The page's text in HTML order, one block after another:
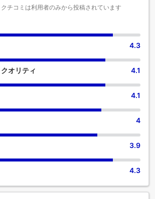
クチコミは利用者のみから投稿されています
4.3
オリティ 4.1
4.1
4
3.9
4.3